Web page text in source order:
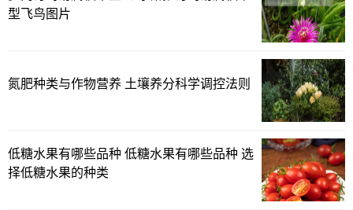
甜度适中。黄元帅苹果富含维生素C和胡萝卜素，具有一定的
3. 秦冠：秦冠苹果果实呈绿色，表面有红晕，口感酸甜适
中，汁多味浓。秦冠苹果含有丰富的维生素和矿物质，对心
4. 蜜脆：蜜脆苹果果实呈黄色，表面光滑，口感脆甜，汁多
味美。蜜脆苹果含有丰富的维生素和矿物质，营养价值较
型飞鸟图片
氮肥种类与作物营养 土壤养分科学调控法则
低糖水果有哪些品种 低糖水果有哪些品种 选
择低糖水果的种类